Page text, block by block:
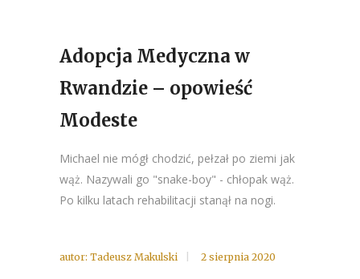
Adopcja Medyczna w
Rwandzie – opowieść
Modeste
Michael nie mógł chodzić, pełzał po ziemi jak
wąż. Nazywali go "snake-boy" - chłopak wąż.
Po kilku latach rehabilitacji stanął na nogi.
autor: Tadeusz Makulski 2 sierpnia 2020